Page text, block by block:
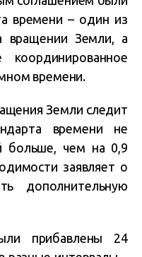
времени – один из
вращении Земли, а
времени.
Земли следит
времени не
больше, чем на 0,9
заявляет о
дополнительную
прибавлены 24